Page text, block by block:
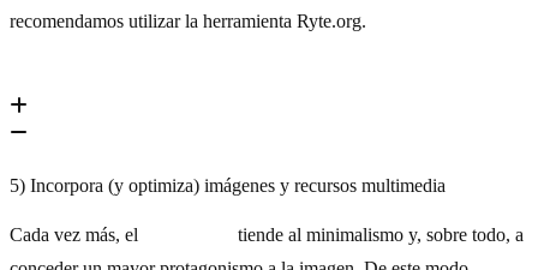
recomendamos utilizar la herramienta Ryte.org.
5) Incorpora (y optimiza) imágenes y recursos multimedia
Cada vez más, el
tiende al minimalismo y, sobre todo, a